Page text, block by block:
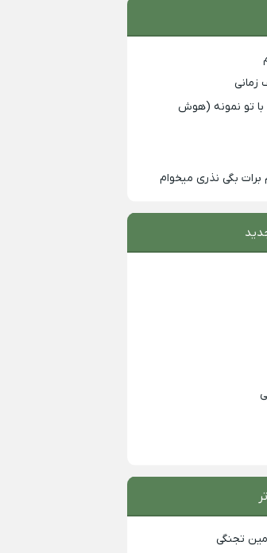
با تو نمونه (هوش
بگی نذری میخوام
تجنگی